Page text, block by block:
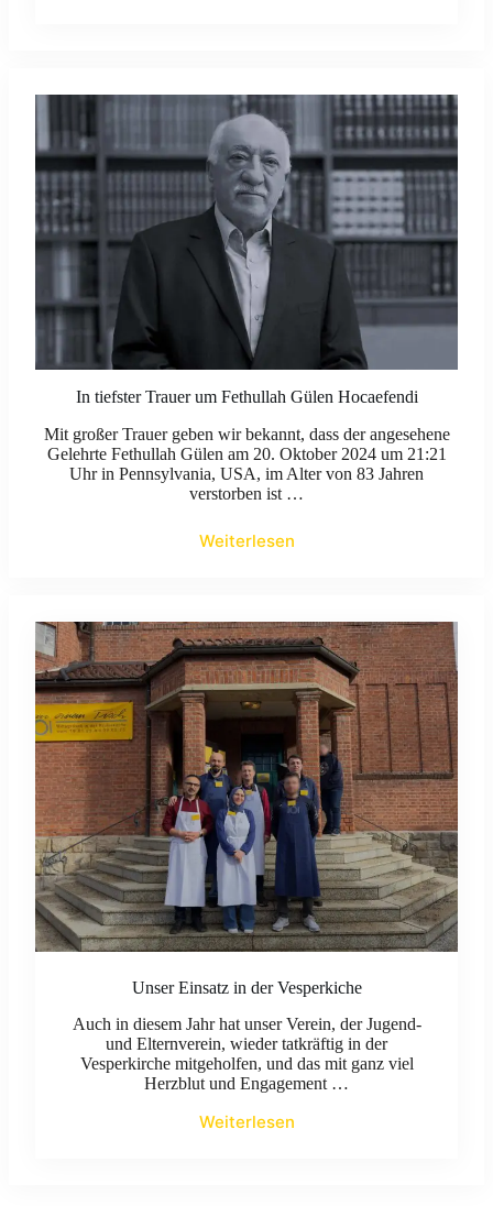
In tiefster Trauer um Fethullah Gülen Hocaefendi
Mit großer Trauer geben wir bekannt, dass der angesehene
Gelehrte Fethullah Gülen am 20. Oktober 2024 um 21:21
Uhr in Pennsylvania, USA, im Alter von 83 Jahren
verstorben ist …
Weiterlesen
Unser Einsatz in der Vesperkiche
Auch in diesem Jahr hat unser Verein, der Jugend-
und Elternverein, wieder tatkräftig in der
Vesperkirche mitgeholfen, und das mit ganz viel
Herzblut und Engagement …
Weiterlesen